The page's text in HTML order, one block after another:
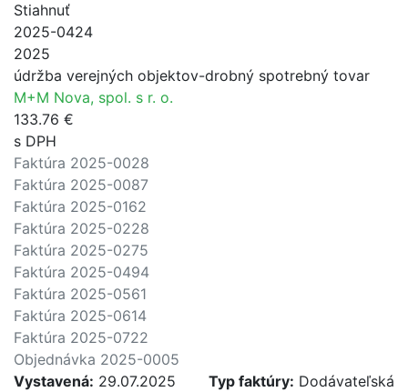
Stiahnuť
2025-0424
2025
údržba verejných objektov-drobný spotrebný tovar
M+M Nova, spol. s r. o.
133.76 €
s DPH
Faktúra 2025-0028
Faktúra 2025-0087
Faktúra 2025-0162
Faktúra 2025-0228
Faktúra 2025-0275
Faktúra 2025-0494
Faktúra 2025-0561
Faktúra 2025-0614
Faktúra 2025-0722
Objednávka 2025-0005
Vystavená: 29.07.2025 Typ faktúry: Dodávateľská